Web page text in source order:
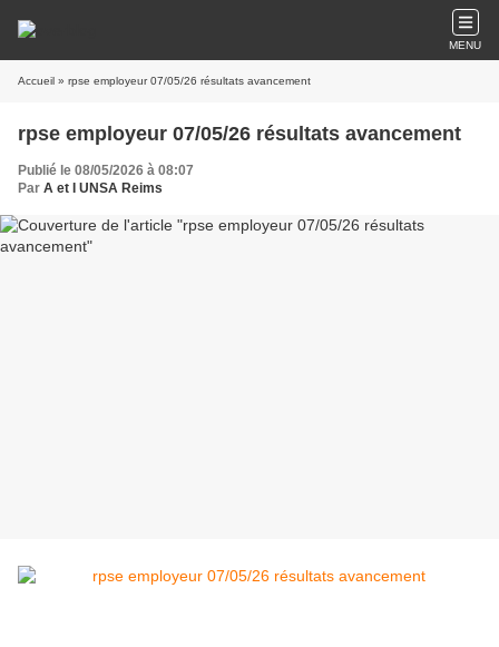
MENU
Accueil » rpse employeur 07/05/26 résultats avancement
rpse employeur 07/05/26 résultats avancement
Publié le 08/05/2026 à 08:07
Par A et I UNSA Reims